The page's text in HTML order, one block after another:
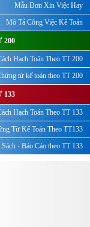
Mẫu Đơn Xin Việc Hay
Mô Tả Công Việc Kế Toán
200
Hạch Toán Theo TT 200
từ kế toán theo TT 200
133
Hạch Toán Theo TT 133
Từ Kế Toán Theo TT133
Sách - Báo Cáo theo TT 133